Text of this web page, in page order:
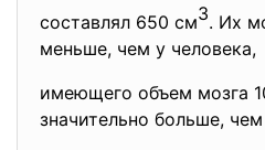
составлял 650 см3. Их
меньше, чем у человека,
имеющего объем мозга
значительно больше,